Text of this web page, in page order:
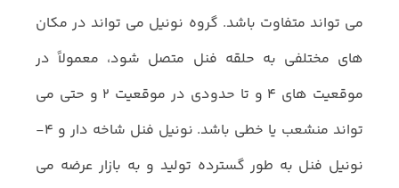
می تواند متفاوت باشد. گروه نونیل می تواند در مکان
های مختلفی به حلقه فنل متصل شود، معمولاً در
موقعیت های 4 و تا حدودی در موقعیت 2 و حتی می
تواند منشعب یا خطی باشد. نونیل فنل شاخه دار و 4-
نونیل فنل به طور گسترده تولید و به بازار عرضه می